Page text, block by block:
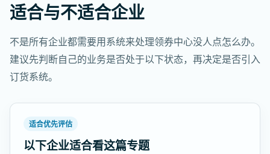
适合与不适合企业
不是所有企业都需要用系统来处理领券中心没人点怎么办。
建议先判断自己的业务是否处于以下状态，再决定是否引入
订货系统。
适合优先评估
以下企业适合看这篇专题